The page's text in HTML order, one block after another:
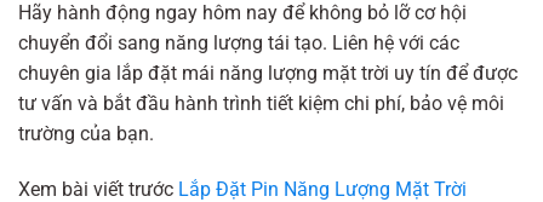
Hãy hành động ngay hôm nay để không bỏ lỡ cơ hội
chuyển đổi sang năng lượng tái tạo. Liên hệ với các
chuyên gia lắp đặt mái năng lượng mặt trời uy tín để được
tư vấn và bắt đầu hành trình tiết kiệm chi phí, bảo vệ môi
trường của bạn.
Xem bài viết trước Lắp Đặt Pin Năng Lượng Mặt Trời